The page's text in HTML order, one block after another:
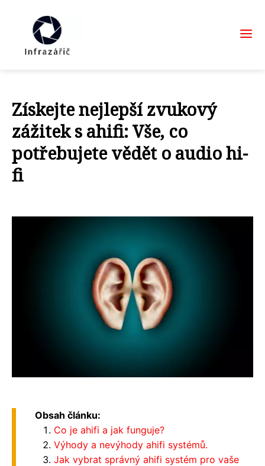
Získejte nejlepší zvukový
zážitek s ahifi: Vše, co
potřebujete vědět o audio hi-
fi
Obsah článku:
Co je ahifi a jak funguje?
Výhody a nevýhody ahifi systémů.
Jak vybrat správný ahifi systém pro vaše